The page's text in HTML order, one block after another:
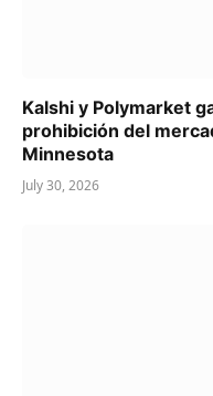
Kalshi y Polymarket
prohibición del
Minnesota
July 30, 2026